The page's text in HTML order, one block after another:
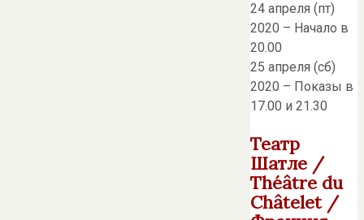
24 апреля (пт)
2020 – Начало в
20.00
25 апреля (сб)
2020 – Показы в
17.00 и 21.30
Театр
Шатле /
Théâtre du
Châtelet /